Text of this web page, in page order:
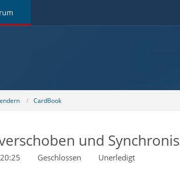
CardBook
und
Geschlossen Unerledigt